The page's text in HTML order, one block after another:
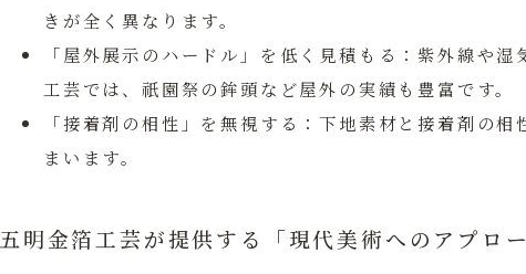
きが全く異なります。
「屋外展示のハードル」を低く見積もる：紫外線や湿
工芸では、祇園祭の鉾頭など屋外の実績も豊富です。
「接着剤の相性」を無視する： 下地素材と接着剤の相
まいます。
五明金箔工芸が提供する「現代美術へのアプロー